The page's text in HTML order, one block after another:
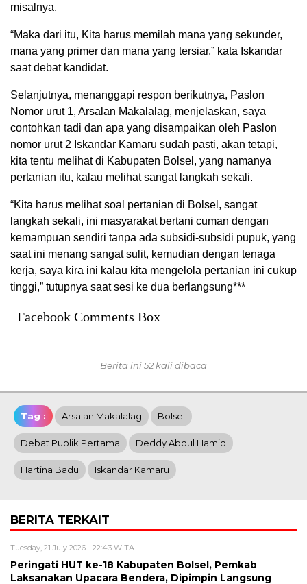
misalnya.
“Maka dari itu, Kita harus memilah mana yang sekunder,
mana yang primer dan mana yang tersiar,” kata Iskandar
saat debat kandidat.
Selanjutnya, menanggapi respon berikutnya, Paslon
Nomor urut 1, Arsalan Makalalag, menjelaskan, saya
contohkan tadi dan apa yang disampaikan oleh Paslon
nomor urut 2 Iskandar Kamaru sudah pasti, akan tetapi,
kita tentu melihat di Kabupaten Bolsel, yang namanya
pertanian itu, kalau melihat sangat langkah sekali.
“Kita harus melihat soal pertanian di Bolsel, sangat
langkah sekali, ini masyarakat bertani cuman dengan
kemampuan sendiri tanpa ada subsidi-subsidi pupuk, yang
saat ini menang sangat sulit, kemudian dengan tenaga
kerja, saya kira ini kalau kita mengelola pertanian ini cukup
tinggi,” tutupnya saat sesi ke dua berlangsung***
Facebook Comments Box
Berita ini 52 kali dibaca
Tag : Arsalan Makalalag Bolsel
Debat Publik Pertama Deddy Abdul Hamid
Hartina Badu Iskandar Kamaru
BERITA TERKAIT
Tuesday, 21 July 2026 - 22:43 WITA
Peringati HUT ke-18 Kabupaten Bolsel, Pemkab
Laksanakan Upacara Bendera, Dipimpin Langsung